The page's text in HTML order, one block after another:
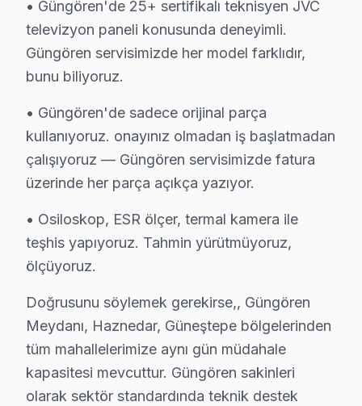
Güngören'de JVC televizyon servis ihtiyacınız için
Telefon: 0850 811 14 36
• Güngören'de aynı gün JVC televizyon randevu
• Güngören genelinde hızlı ve profesyonel JVC
Güngören'de Yerinde bu marka Televizyon Servis
Güngören Meydanı, Haznedar, Güneştepe
Kapıda ödeme seçeneğiyle gelin. 0850 811 14 36
Güngören JVC Televizyon Servisi İçin
Güngören bölgesinde JVC televizyonunuz
Güngören Servis Güvencesi: Güngören'de
Güngören JVC Sertifikalı Kadro: bu cihaz yetkili
Güngören'de İtibar: Güngören ve çevresinde tercih
Kapıda ödeme seçeneğiyle gelin. 0850 811 14 36
• Güngören'de 25+ sertifikalı teknisyen JVC
televizyon paneli konusunda deneyimli.
Güngören servisimizde her model farklıdır,
bunu biliyoruz.
• Güngören'de sadece orijinal parça
kullanıyoruz. onayınız olmadan iş başlatmadan
çalışıyoruz — Güngören servisimizde fatura
üzerinde her parça açıkça yazıyor.
• Osiloskop, ESR ölçer, termal kamera ile
teşhis yapıyoruz. Tahmin yürütmüyoruz,
ölçüyoruz.
Doğrusunu söylemek gerekirse,, Güngören
Meydanı, Haznedar, Güneştepe bölgelerinden
tüm mahallelerimize aynı gün müdahale
kapasitesi mevcuttur. Güngören sakinleri
olarak sektör standardında teknik destek